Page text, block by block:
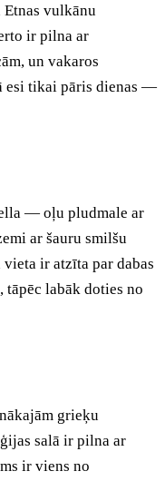
Etnas vulkānu
ir pilna ar
un vakaros
esi tikai pāris dienas —
— oļu pludmale ar
ar šauru smilšu
ir atzīta par dabas
tāpēc labāk doties no
grieķu
salā ir pilna ar
ir viens no